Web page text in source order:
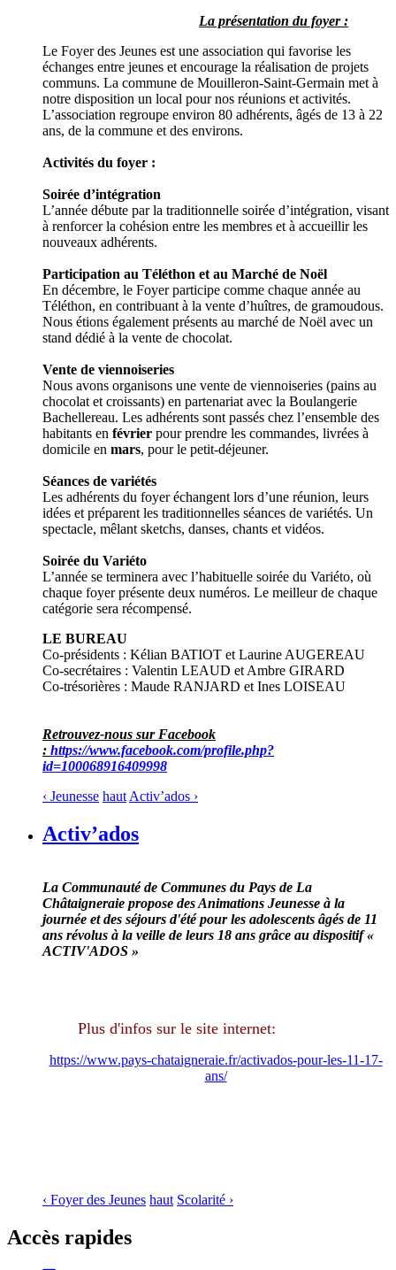
La présentation du foyer :
Le Foyer des Jeunes est une association qui favorise les
échanges entre jeunes et encourage la réalisation de projets
communs. La commune de Mouilleron-Saint-Germain met à
notre disposition un local pour nos réunions et activités.
L’association regroupe environ 80 adhérents, âgés de 13 à 22
ans, de la commune et des environs.
Activités du foyer :
Soirée d’intégration
L’année débute par la traditionnelle soirée d’intégration, visant
à renforcer la cohésion entre les membres et à accueillir les
nouveaux adhérents.
Participation au Téléthon et au Marché de Noël
En décembre, le Foyer participe comme chaque année au
Téléthon, en contribuant à la vente d’huîtres, de gramoudous.
Nous étions également présents au marché de Noël avec un
stand dédié à la vente de chocolat.
Vente de viennoiseries
Nous avons organisons une vente de viennoiseries (pains au
chocolat et croissants) en partenariat avec la Boulangerie
Bachellereau. Les adhérents sont passés chez l’ensemble des
habitants en février pour prendre les commandes, livrées à
domicile en mars, pour le petit-déjeuner.
Séances de variétés
Les adhérents du foyer échangent lors d’une réunion, leurs
idées et préparent les traditionnelles séances de variétés. Un
spectacle, mêlant sketchs, danses, chants et vidéos.
Soirée du Variéto
L’année se terminera avec l’habituelle soirée du Variéto, où
chaque foyer présente deux numéros. Le meilleur de chaque
catégorie sera récompensé.
LE BUREAU
Co-présidents : Kélian BATIOT et Laurine AUGEREAU
Co-secrétaires : Valentin LEAUD et Ambre GIRARD
Co-trésorières : Maude RANJARD et Ines LOISEAU
Retrouvez-nous sur Facebook
: https://www.facebook.com/profile.php?
id=100068916409998
‹ Jeunesse hautActiv’ados ›
Activ’ados
La Communauté de Communes du Pays de La
Châtaigneraie propose des Animations Jeunesse à la
journée et des séj­ours d'été pour les adolescents âgés de 11
ans révolus à la veille de leurs 18 ans grâce au dispositif «
ACTIV'ADOS »
Plus d'infos sur le site internet:
https://www.pays-chataigneraie.fr/activados-pour-les-11-17-
ans/
‹ Foyer des Jeunes haut Scolarité ›
Accès rapides